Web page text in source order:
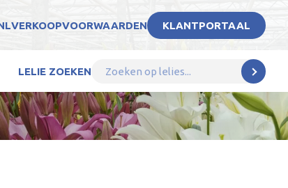
VERKOOPVOORWAARDEN KLANTPORTAAL
LELIE ZOEKEN